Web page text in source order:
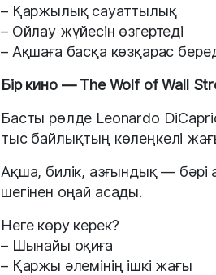
– Қаржылық сауаттылық
– Ойлау жүйесін өзгертеді
– Ақшаға басқа көзқарас
Бір кино — The Wolf of Wall
Басты рөлде Leonardo
тыс байлықтың көлеңкелі
Ақша, билік, азғындық —
шегінен оңай асады.
Неге көру керек?
– Шынайы оқиға
– Қаржы әлемінің ішкі жағы